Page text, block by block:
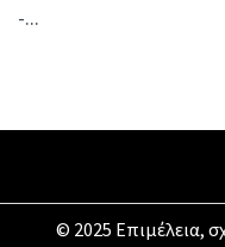
-...
© 2025 Επιμέλεια,